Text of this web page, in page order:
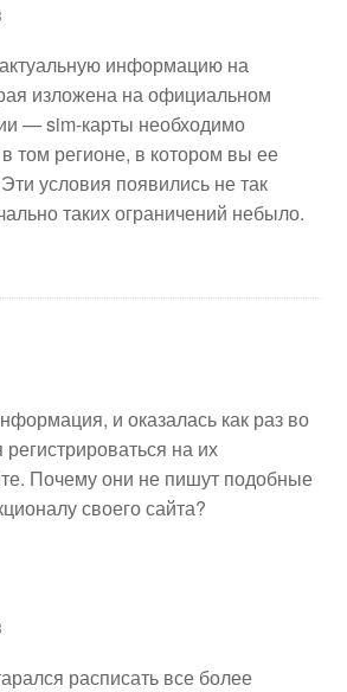
информацию на
изложена на официальном
— sim-карты необходимо
том регионе, в котором вы ее
условия появились не так
таких ограничений небыло.
и оказалась как раз во
на их
Почему они не пишут подобные
своего сайта?
расписать все более